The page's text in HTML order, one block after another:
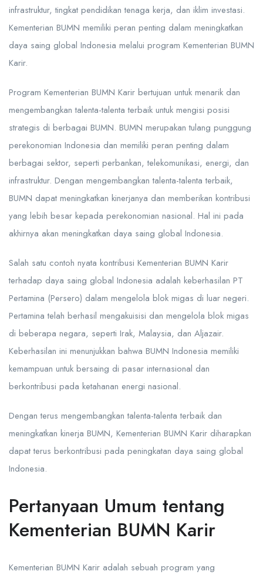
infrastruktur, tingkat pendidikan tenaga kerja, dan iklim investasi.
Kementerian BUMN memiliki peran penting dalam meningkatkan
daya saing global Indonesia melalui program Kementerian BUMN
Karir.
Program Kementerian BUMN Karir bertujuan untuk menarik dan
mengembangkan talenta-talenta terbaik untuk mengisi posisi
strategis di berbagai BUMN. BUMN merupakan tulang punggung
perekonomian Indonesia dan memiliki peran penting dalam
berbagai sektor, seperti perbankan, telekomunikasi, energi, dan
infrastruktur. Dengan mengembangkan talenta-talenta terbaik,
BUMN dapat meningkatkan kinerjanya dan memberikan kontribusi
yang lebih besar kepada perekonomian nasional. Hal ini pada
akhirnya akan meningkatkan daya saing global Indonesia.
Salah satu contoh nyata kontribusi Kementerian BUMN Karir
terhadap daya saing global Indonesia adalah keberhasilan PT
Pertamina (Persero) dalam mengelola blok migas di luar negeri.
Pertamina telah berhasil mengakuisisi dan mengelola blok migas
di beberapa negara, seperti Irak, Malaysia, dan Aljazair.
Keberhasilan ini menunjukkan bahwa BUMN Indonesia memiliki
kemampuan untuk bersaing di pasar internasional dan
berkontribusi pada ketahanan energi nasional.
Dengan terus mengembangkan talenta-talenta terbaik dan
meningkatkan kinerja BUMN, Kementerian BUMN Karir diharapkan
dapat terus berkontribusi pada peningkatan daya saing global
Indonesia.
Pertanyaan Umum tentang
Kementerian BUMN Karir
Kementerian BUMN Karir adalah sebuah program yang